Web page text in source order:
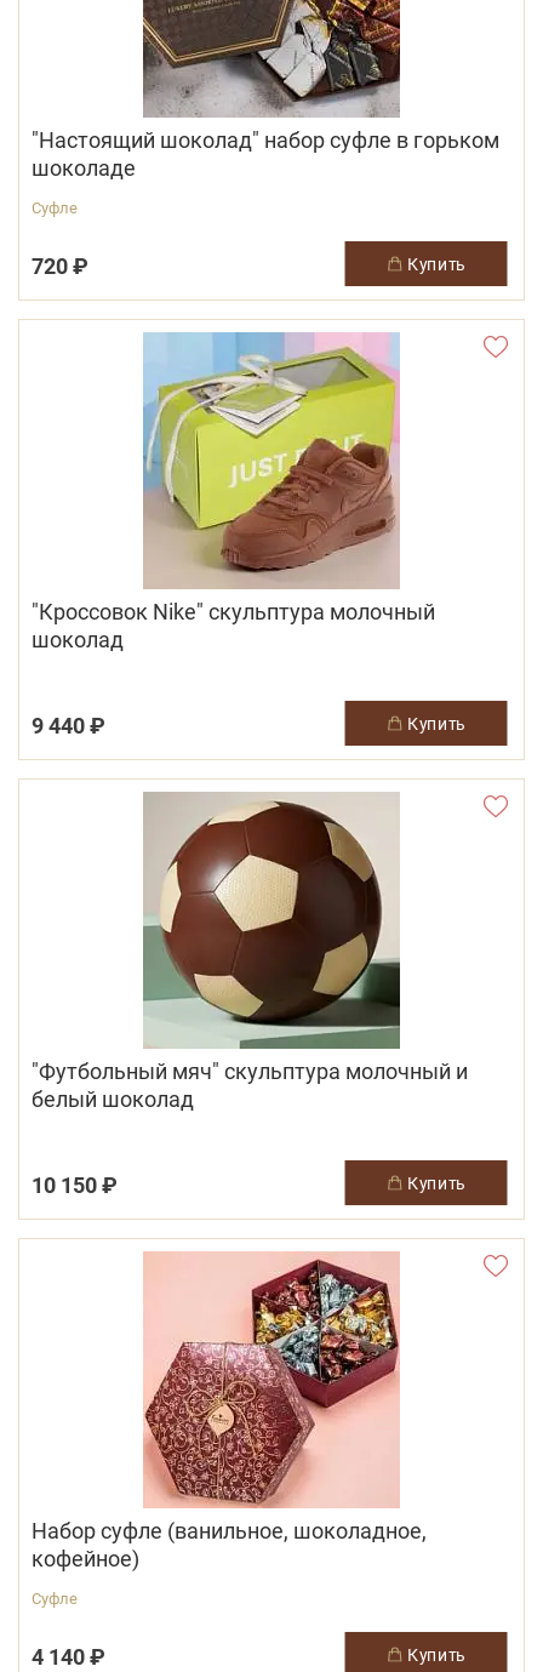
"Настоящий шоколад" набор суфле в горьком
шоколаде
Суфле
720 ₽ купить
"Кроссовок Nike" скульптура молочный
шоколад
9 440 ₽ купить
"Футбольный мяч" скульптура молочный и
белый шоколад
10 150 ₽ купить
Набор суфле (ванильное, шоколадное,
кофейное)
Суфле
4 140 ₽ купить